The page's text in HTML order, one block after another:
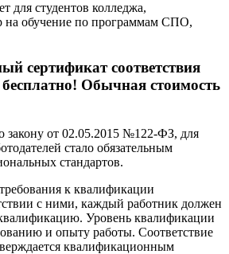
для студентов колледжа,
на обучение по программам СПО,
сертификат соответствия
Обычная стоимость
закону от 02.05.2015 №122-ФЗ, для
стало обязательным
стандартов.
к квалификации
с ними, каждый работник должен
Уровень квалификации
и опыту работы. Соответствие
квалификационным